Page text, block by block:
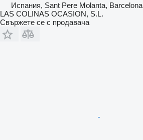
Испания, Sant Pere Molanta, Barcelona
LAS COLINAS OCASION, S.L.
Свържете се с продавача